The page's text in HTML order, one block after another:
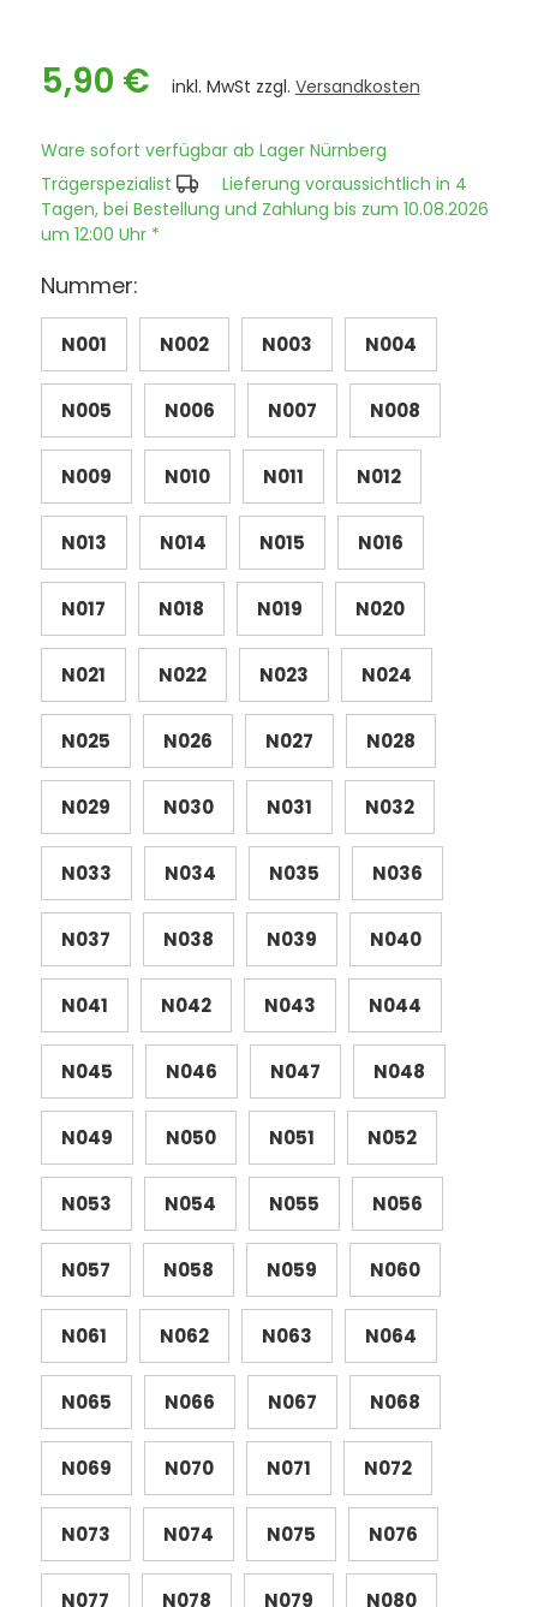
5,90 € inkl. MwSt zzgl. Versandkosten
Ware sofort verfügbar ab Lager Nürnberg
Trägerspezialist
Lieferung voraussichtlich in 4
Tagen, bei Bestellung und Zahlung bis zum 10.08.2026
um 12:00 Uhr *
Nummer:
N001 N002 N003 N004
N005 N006 N007 N008
N009 N010 N011 N012
N013 N014 N015 N016
N017 N018 N019 N020
N021 N022 N023 N024
N025 N026 N027 N028
N029 N030 N031 N032
N033 N034 N035 N036
N037 N038 N039 N040
N041 N042 N043 N044
N045 N046 N047 N048
N049 N050 N051 N052
N053 N054 N055 N056
N057 N058 N059 N060
N061 N062 N063 N064
N065 N066 N067 N068
N069 N070 N071 N072
N073 N074 N075 N076
N077 N078 N079 N080